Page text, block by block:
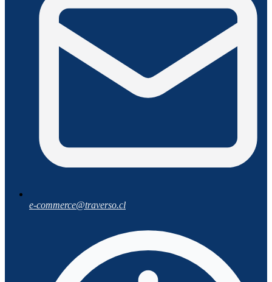
e-commerce@traverso.cl